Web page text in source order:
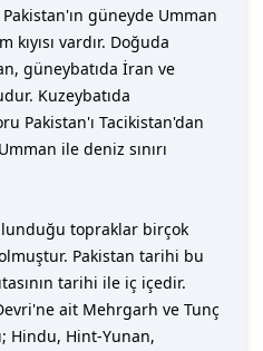
güneyde Umman
vardır. Doğuda
güneybatıda İran ve
Kuzeybatıda
Pakistan'ı Tacikistan'dan
ile deniz sınırı
topraklar birçok
Pakistan tarihi bu
tarihi ile iç içedir.
ait Mehrgarh ve Tunç
Hindu, Hint-Yunan,